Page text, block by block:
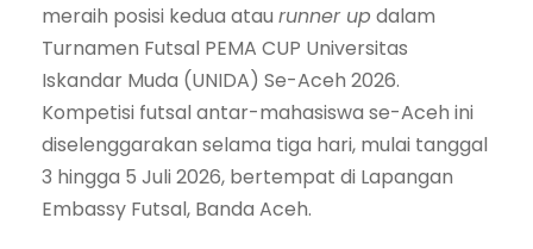
meraih posisi kedua atau runner updalam
Turnamen Futsal PEMA CUP Universitas
Iskandar Muda (UNIDA) Se-Aceh 2026.
Kompetisi futsal antar-mahasiswa se-Aceh ini
diselenggarakan selama tiga hari, mulai tanggal
3 hingga 5 Juli 2026, bertempat di Lapangan
Embassy Futsal, Banda Aceh.